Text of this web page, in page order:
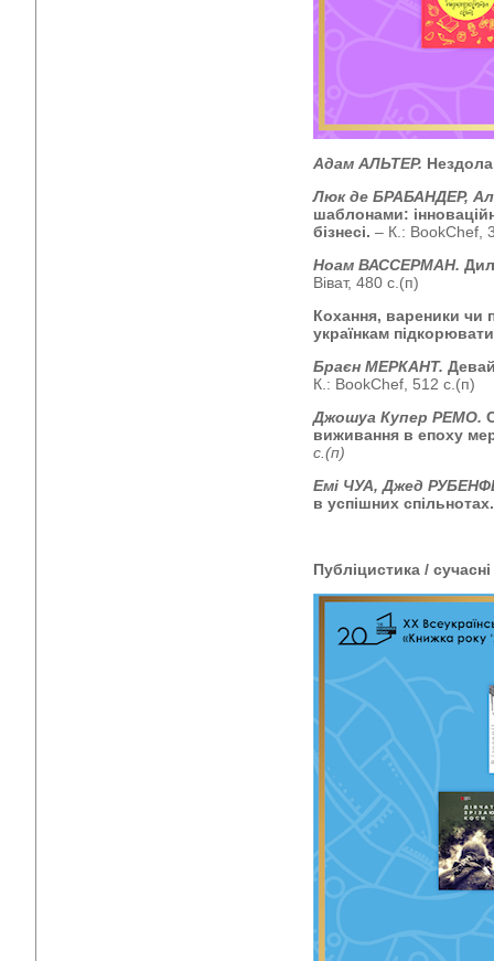
Адам АЛЬТЕР.
Люк де БРАБАНДЕР,
шаблонами:
бізнесі. – К.: BookChef,
Ноам ВАССЕРМАН.
Віват, 480 с.(п)
Кохання, вареники чи
українкам
Браєн МЕРКАНТ.
К.: BookChef, 512 с.(п)
Джошуа Купер РЕМО.
виживання в епоху
с.(п)
Емі ЧУА, Джед
в успішних
Публіцистика /